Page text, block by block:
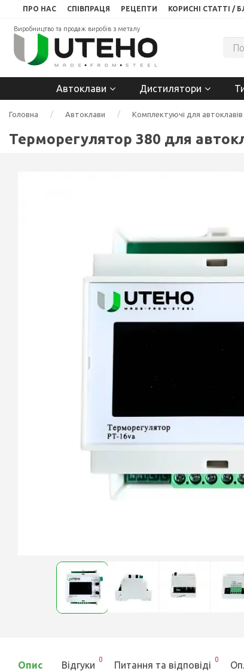
ПРО НАС СПІВПРАЦЯ РЕЦЕПТИ КОРИСНІ СТАТТІ /
Виробництво та продаж виробів з металу
Автоклави Дистилятори
Головна Автоклави Комплектуючі для автоклавів
Терморегулятор 380 для
Опис Відгуки
0
Питання та відповіді
0